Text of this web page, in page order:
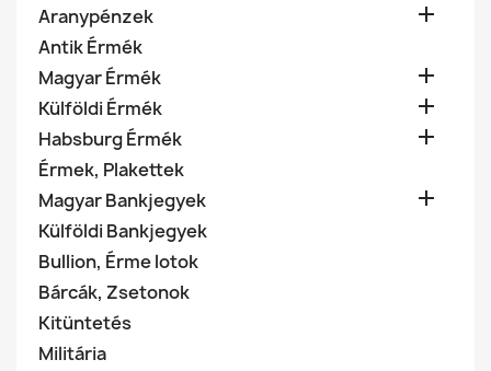
Aranypénzek 
Antik Érmék
Magyar Érmék

Külföldi Érmék 
Habsburg Érmék 
Érmek, Plakettek
Magyar Bankjegyek

Külföldi Bankjegyek
Bullion, Érme lotok
Bárcák, Zsetonok
Kitüntetés
Militária